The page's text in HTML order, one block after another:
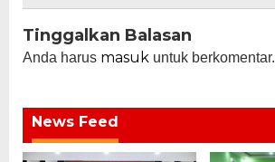
Tinggalkan Balasan
Anda harus masuk untuk berkomentar.
News Feed